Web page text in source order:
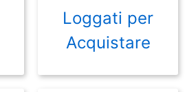
Loggati per
Acquistare